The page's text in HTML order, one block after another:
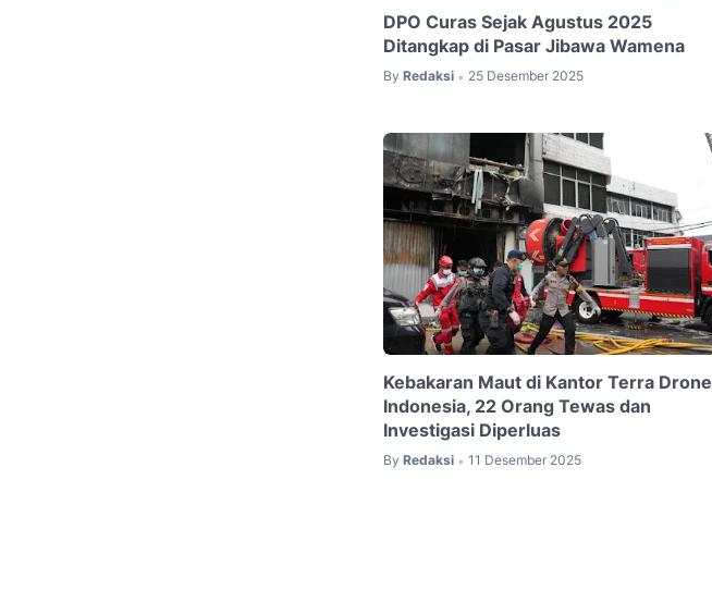
DPO Curas Sejak Agustus 2025
Ditangkap di Pasar Jibawa Wamena
By Redaksi • 25 Desember 2025
Kebakaran Maut di Kantor Terra Drone
Indonesia, 22 Orang Tewas dan
Investigasi Diperluas
By Redaksi • 11 Desember 2025